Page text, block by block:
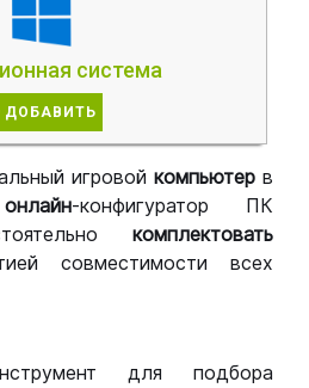
система
ДОБАВИТЬ
игровой компьютер в
онлайн-конфигуратор ПК
комплектовать
совместимости всех
для подбора